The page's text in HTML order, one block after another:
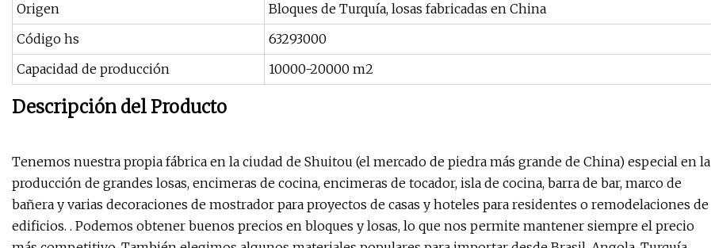
Origen
Bloques de Turquía, losas fabricadas en China
Código hs
63293000
Capacidad de producción
10000-20000 m2
Descripción del Producto
Tenemos nuestra propia fábrica en la ciudad de Shuitou (el mercado de piedra más grande de China) especial en la
producción de grandes losas, encimeras de cocina, encimeras de tocador, isla de cocina, barra de bar, marco de
bañera y varias decoraciones de mostrador para proyectos de casas y hoteles para residentes o remodelaciones de
edificios. . Podemos obtener buenos precios en bloques y losas, lo que nos permite mantener siempre el precio